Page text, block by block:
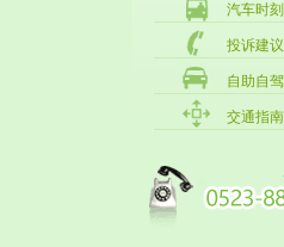
汽车时刻
投诉建议
自助自驾
交通指南